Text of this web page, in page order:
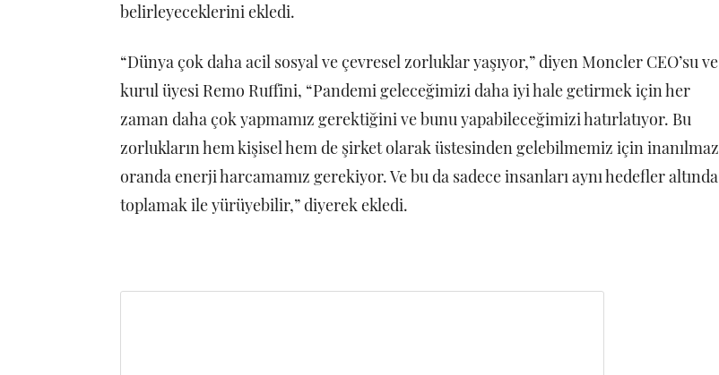
belirleyeceklerini ekledi.
“Dünya çok daha acil sosyal ve çevresel zorluklar yaşıyor,” diyen Moncler CEO’su ve
kurul üyesi Remo Ruffini, “Pandemi geleceğimizi daha iyi hale getirmek için her
zaman daha çok yapmamız gerektiğini ve bunu yapabileceğimizi hatırlatıyor. Bu
zorlukların hem kişisel hem de şirket olarak üstesinden gelebilmemiz için inanılmaz
oranda enerji harcamamız gerekiyor. Ve bu da sadece insanları aynı hedefler altında
toplamak ile yürüyebilir,” diyerek ekledi.